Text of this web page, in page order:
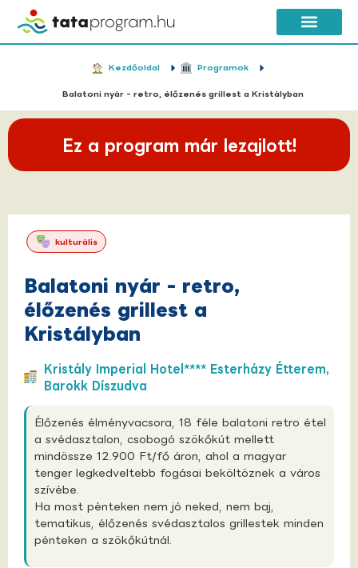
Kezdőoldal Programok
Balatoni nyár - retro, élőzenés grillest a Kristályban
Ez a program már lezajlott!
kulturális
Balatoni nyár - retro,
élőzenés grillest a
Kristályban
Kristály Imperial Hotel**** Esterházy Étterem,
Barokk Díszudva
Élőzenés élményvacsora, 18 féle balatoni retro étel
a svédasztalon, csobogó szökőkút mellett
mindössze 12.900 Ft/fő áron, ahol a magyar
tenger legkedveltebb fogásai beköltöznek a város
szívébe.
Ha most pénteken nem jó neked, nem baj,
tematikus, élőzenés svédasztalos grillestek minden
pénteken a szökőkútnál.